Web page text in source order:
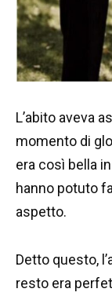
L’abito aveva
momento di
era così bella
hanno potuto
aspetto.
Detto questo,
resto era